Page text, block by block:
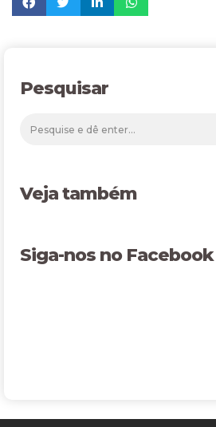
Pesquisar
Veja também
Siga-nos no Facebook